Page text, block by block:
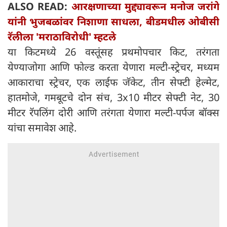
ALSO READ: आरक्षणाच्या मुद्द्यावरून मनोज जरांगे
यांनी भुजबळांवर निशाणा साधला, बीडमधील ओबीसी
रॅलीला 'मराठाविरोधी' म्हटले
या किटमध्ये 26 वस्तूंसह प्रथमोपचार किट, तरंगता
येण्याजोगा आणि फोल्ड करता येणारा मल्टी-स्ट्रेचर, मध्यम
आकाराचा स्ट्रेचर, एक लाईफ जॅकेट, तीन सेफ्टी हेल्मेट,
हातमोजे, गमबूटचे दोन संच, 3x10 मीटर सेफ्टी नेट, 30
मीटर रॅपलिंग दोरी आणि तरंगता येणारा मल्टी-पर्पज बॉक्स
यांचा समावेश आहे.